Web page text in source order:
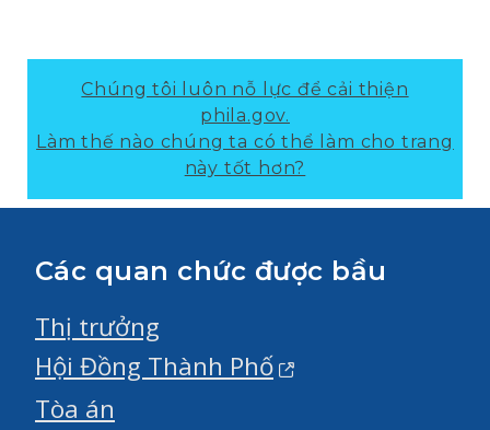
Chúng tôi luôn nỗ lực để cải thiện
phila.gov.
Làm thế nào chúng ta có thể làm cho trang
này tốt hơn?
Các quan chức được bầu
Thị trưởng
Hội Đồng Thành Phố
Tòa án